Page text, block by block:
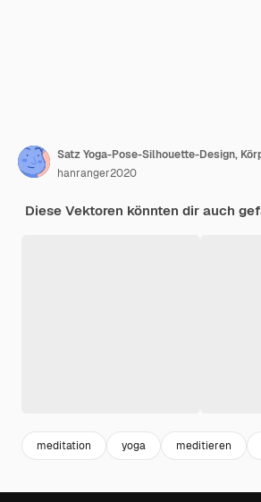
hanranger2020
Diese Vektoren könnten dir auch
meditation yoga meditieren